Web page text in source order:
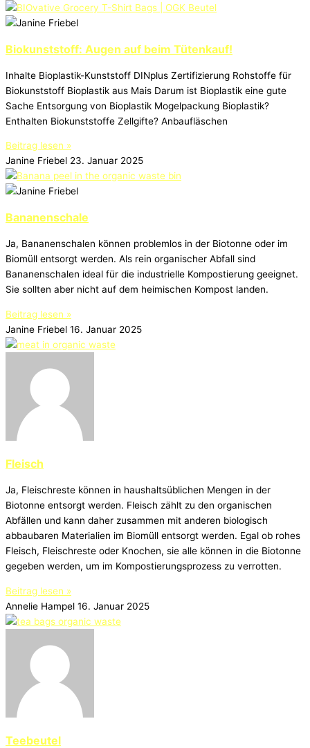
Biokunststoff: Augen auf beim Tütenkauf!
Inhalte Bioplastik-Kunststoff DINplus Zertifizierung Rohstoffe für
Biokunststoff Bioplastik aus Mais Darum ist Bioplastik eine gute
Sache Entsorgung von Bioplastik Mogelpackung Bioplastik?
Enthalten Biokunststoffe Zellgifte? Anbaufläschen
Beitrag lesen »
Janine Friebel 23. Januar 2025
Bananenschale
Ja, Bananenschalen können problemlos in der Biotonne oder im
Biomüll entsorgt werden. Als rein organischer Abfall sind
Bananenschalen ideal für die industrielle Kompostierung geeignet.
Sie sollten aber nicht auf dem heimischen Kompost landen.
Beitrag lesen »
Janine Friebel 16. Januar 2025
Fleisch
Ja, Fleischreste können in haushaltsüblichen Mengen in der
Biotonne entsorgt werden. Fleisch zählt zu den organischen
Abfällen und kann daher zusammen mit anderen biologisch
abbaubaren Materialien im Biomüll entsorgt werden. Egal ob rohes
Fleisch, Fleischreste oder Knochen, sie alle können in die Biotonne
gegeben werden, um im Kompostierungsprozess zu verrotten.
Beitrag lesen »
Annelie Hampel 16. Januar 2025
Teebeutel